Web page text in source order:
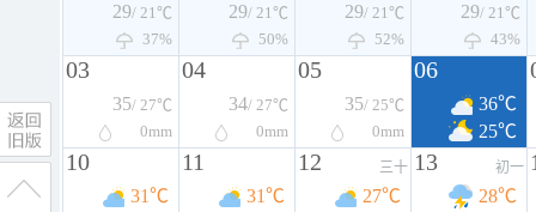
29/ 21℃
37%
29/ 21℃
50%
29/ 21℃
52%
29/ 21℃
43%
03
35/ 27℃
0mm
04
34/ 27℃
0mm
05
35/ 25℃
0mm
06
36℃
25℃
10
31℃
11
31℃
12 三十
27℃
13 初一
28℃